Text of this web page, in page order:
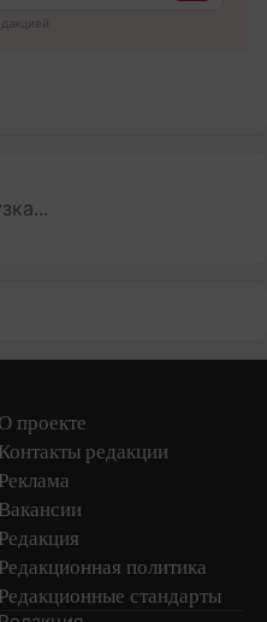
О проекте
Контакты редакции
Реклама
Вакансии
Редакция
Редакционная политика
Редакционные стандарты